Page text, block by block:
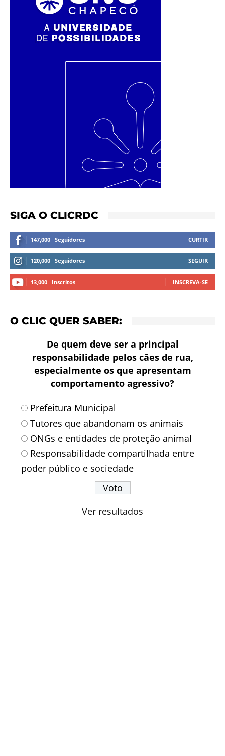
SIGA O CLICRDC
147,000 Seguidores CURTIR
120,000 Seguidores SEGUIR
13,000 Inscritos INSCREVA-SE
O CLIC QUER SABER:
De quem deve ser a principal
responsabilidade pelos cães de rua,
especialmente os que apresentam
comportamento agressivo?
Prefeitura Municipal
Tutores que abandonam os animais
ONGs e entidades de proteção animal
Responsabilidade compartilhada entre
poder público e sociedade
Ver resultados